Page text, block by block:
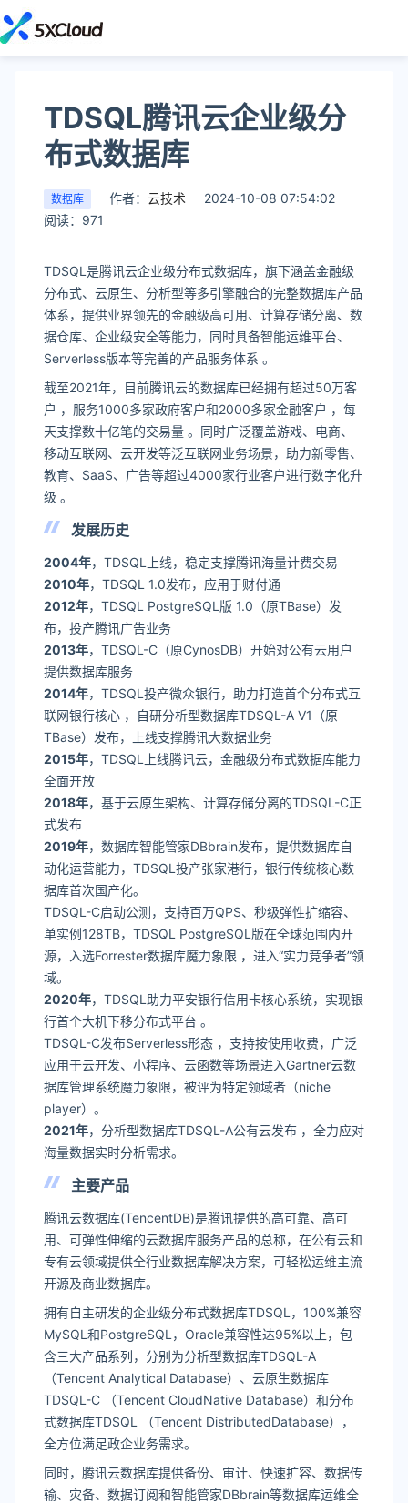
TDSQL腾讯云企业级分
布式数据库
数据库 作者： 云技术
2024-10-08 07:54:02
阅读：971
TDSQL是腾讯云企业级分布式数据库，旗下涵盖金融级
分布式、云原生、分析型等多引擎融合的完整数据库产品
体系，提供业界领先的金融级高可用、计算存储分离、数
据仓库、企业级安全等能力，同时具备智能运维平台、
Serverless版本等完善的产品服务体系 。
截至2021年，目前腾讯云的数据库已经拥有超过50万客
户 ，服务1000多家政府客户和2000多家金融客户 ，每
天支撑数十亿笔的交易量 。同时广泛覆盖游戏、电商、
移动互联网、云开发等泛互联网业务场景，助力新零售、
教育、SaaS、广告等超过4000家行业客户进行数字化升
级 。
发展历史
2004年，TDSQL上线，稳定支撑腾讯海量计费交易
2010年，TDSQL 1.0发布，应用于财付通
2012年，TDSQL PostgreSQL版 1.0（原TBase）发
布，投产腾讯广告业务
2013年，TDSQL-C（原CynosDB）开始对公有云用户
提供数据库服务
2014年，TDSQL投产微众银行，助力打造首个分布式互
联网银行核心 ，自研分析型数据库TDSQL-A V1（原
TBase）发布，上线支撑腾讯大数据业务
2015年，TDSQL上线腾讯云，金融级分布式数据库能力
全面开放
2018年，基于云原生架构、计算存储分离的TDSQL-C正
式发布
2019年，数据库智能管家DBbrain发布，提供数据库自
动化运营能力，TDSQL投产张家港行，银行传统核心数
据库首次国产化。
TDSQL-C启动公测，支持百万QPS、秒级弹性扩缩容、
单实例128TB，TDSQL PostgreSQL版在全球范围内开
源，入选Forrester数据库魔力象限 ，进入“实力竞争者”领
域。
2020年，TDSQL助力平安银行信用卡核心系统，实现银
行首个大机下移分布式平台 。
TDSQL-C发布Serverless形态 ，支持按使用收费，广泛
应用于云开发、小程序、云函数等场景进入Gartner云数
据库管理系统魔力象限，被评为特定领域者（niche
player）。
2021年，分析型数据库TDSQL-A公有云发布 ，全力应对
海量数据实时分析需求。
主要产品
腾讯云数据库(TencentDB)是腾讯提供的高可靠、高可
用、可弹性伸缩的云数据库服务产品的总称，在公有云和
专有云领域提供全行业数据库解决方案，可轻松运维主流
开源及商业数据库。
拥有自主研发的企业级分布式数据库TDSQL，100%兼容
MySQL和PostgreSQL，Oracle兼容性达95%以上，包
含三大产品系列，分别为分析型数据库TDSQL-A
（Tencent Analytical Database）、云原生数据库
TDSQL-C （Tencent CloudNative Database）和分布
式数据库TDSQL （Tencent DistributedDatabase），
全方位满足政企业务需求。
同时，腾讯云数据库提供备份、审计、快速扩容、数据传
输、灾备、数据订阅和智能管家DBbrain等数据库运维全